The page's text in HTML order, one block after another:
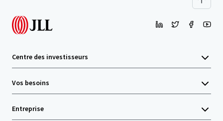
Centre des investisseurs
Vos besoins
Entreprise